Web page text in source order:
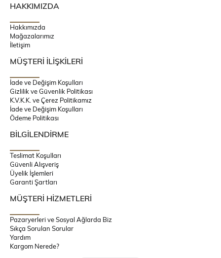
HAKKIMIZDA
Hakkımızda
Mağazalarımız
İletişim
MÜŞTERİ İLİŞKİLERİ
İade ve Değişim Koşulları
Gizlilik ve Güvenlik Politikası
K.V.K.K. ve Çerez Politikamız
İade ve Değişim Koşulları
Ödeme Politikası
BİLGİLENDİRME
Teslimat Koşulları
Güvenli Alışveriş
Üyelik İşlemleri
Garanti Şartları
MÜŞTERİ HİZMETLERİ
Pazaryerleri ve Sosyal Ağlarda Biz
Sıkça Sorulan Sorular
Yardım
Kargom Nerede?